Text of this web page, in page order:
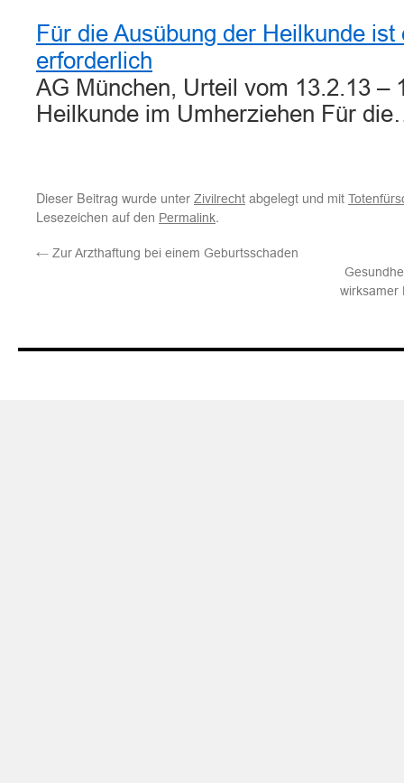
Für die Ausübung der Heilkunde
erforderlich
AG München, Urteil vom 13.2.13 –
Heilkunde im Umherziehen Für
Dieser Beitrag wurde unter Zivilrecht abgelegt und mit
Lesezeichen auf den Permalink.
← Zur Arzthaftung bei einem Geburtsschaden
wirksamer